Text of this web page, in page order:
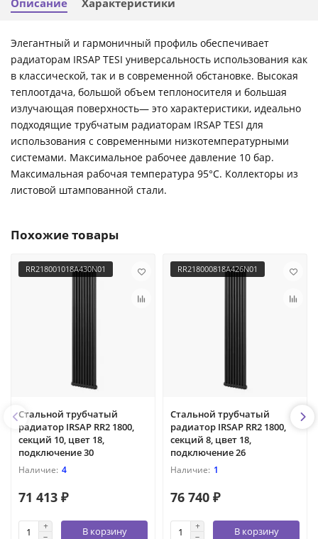
Описание Характеристики
Элегантный и гармоничный профиль обеспечивает
радиаторам IRSAP TESI универсальность использования как
в классической, так и в современной обстановке. Высокая
теплоотдача, большой объем теплоносителя и большая
излучающая поверхность— это характеристики, идеально
подходящие трубчатым радиаторам IRSAP TESI для
использования с современными низкотемпературными
системами. Максимальное рабочее давление 10 бар.
Максимальная рабочая температура 95°С. Коллекторы из
листовой штампованной стали.
Похожие товары
RR218001018A430N01
Стальной трубчатый
радиатор IRSAP RR2 1800,
секций 10, цвет 18,
подключение 30
4
71 413 ₽
В корзину
RR218000818A426N01
Стальной трубчатый
радиатор IRSAP RR2 1800,
секций 8, цвет 18,
подключение 26
1
76 740 ₽
В корзину